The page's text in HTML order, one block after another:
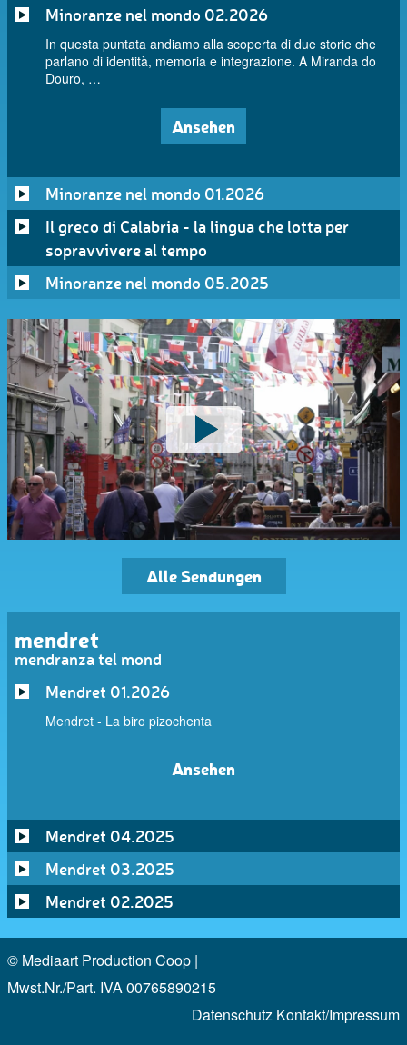
Minoranze nel mondo 02.2026
In questa puntata andiamo alla scoperta di due storie che
parlano di identità, memoria e integrazione. A Miranda do
Douro, …
Ansehen
Minoranze nel mondo 01.2026
Il greco di Calabria - la lingua che lotta per
sopravvivere al tempo
Minoranze nel mondo 05.2025
Alle Sendungen
mendret
mendranza tel mond
Mendret 01.2026
Mendret - La biro pizochenta
Ansehen
Mendret 04.2025
Mendret 03.2025
Mendret 02.2025
© Mediaart Production Coop |
Mwst.Nr./Part. IVA 00765890215
Datenschutz Kontakt/Impressum